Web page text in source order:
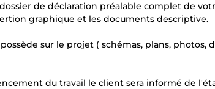
de déclaration préalable complet de
graphique et les documents descriptive.
sur le projet ( schémas, plans, photos,
du travail le client sera informé de